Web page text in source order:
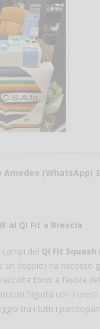
Amedeo (WhatsApp)
al QI Fit a Brescia
del QI Fit
doppio) ha riscosso
fondi a favore
Sigurtà con
tra i tutti i